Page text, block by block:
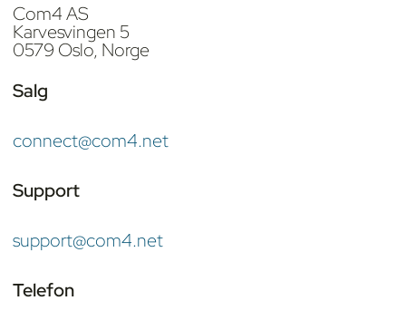
Com4 AS
Karvesvingen 5
0579 Oslo, Norge
Salg
connect@com4.net
Support
support@com4.net
Telefon